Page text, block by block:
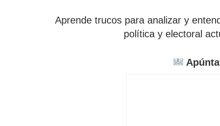
Aprende trucos para analizar y
política y electoral